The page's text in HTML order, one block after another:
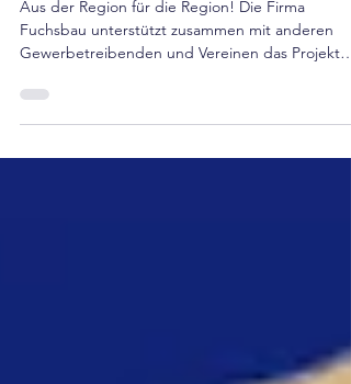
Herzen
Aus der Region für die Region! Die Firma
Gewerbetreibenden und Vereinen das Projekt
"Regionales...